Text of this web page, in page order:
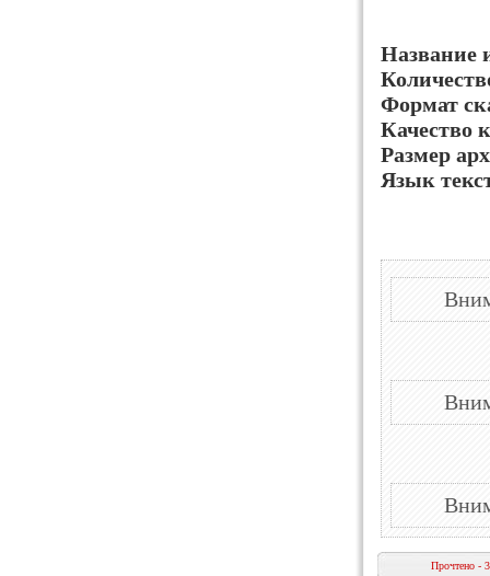
Название
Формат
Качество
Размер
Язык
Прочтено -